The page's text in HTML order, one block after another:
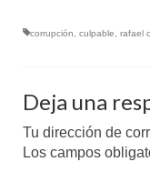
corrupción culpable rafael
Deja una
Tu dirección de
Los campos